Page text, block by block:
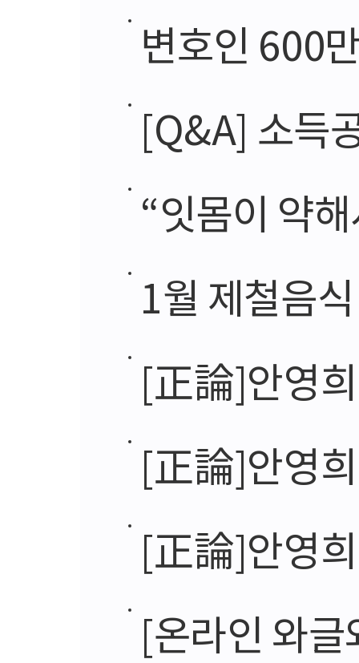
변호인 600만 관객
[Q&A] 소득
“잇몸이 약해
1월 제철음식
[正論]안영희
[正論]안영
[正論]안영
[온라인 와글와글]